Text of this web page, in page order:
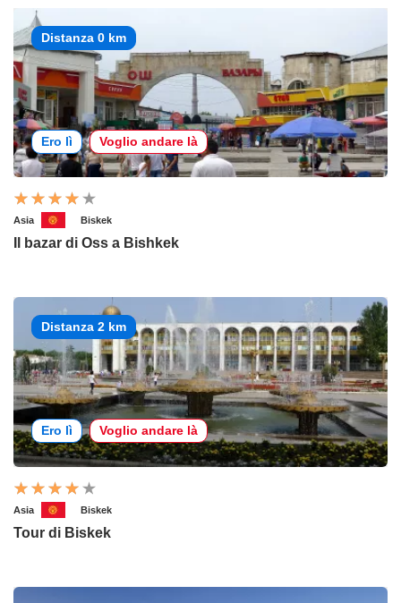
Distanza 0 km
Ero lì Voglio andare là
Asia Biskek
Il bazar di Oss a Bishkek
Distanza 2 km
Ero lì Voglio andare là
Asia Biskek
Tour di Biskek